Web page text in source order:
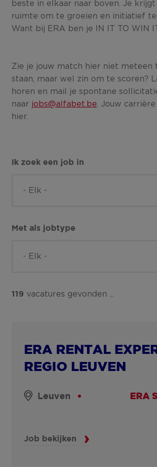
beste in elkaar naar boven. Je
ruimte om te groeien en initiatief te
Want bij ERA ben je IN IT TO WIN
Zie je jouw match hier niet meteen
staan, maar wel zin om te scoren?
horen en mail je spontane
naar jobs@alfabet.be . Jouw
hier.
119 vacatures gevonden ...
Ik zoek een job in
Met als jobtype
ERA RENTAL
REGIO LEUVEN
Leuven ERA
Job bekijken